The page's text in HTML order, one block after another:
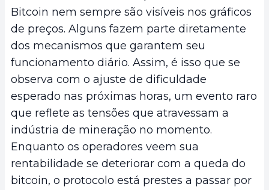
Bitcoin nem sempre são visíveis nos gráficos
de preços. Alguns fazem parte diretamente
dos mecanismos que garantem seu
funcionamento diário. Assim, é isso que se
observa com o ajuste de dificuldade
esperado nas próximas horas, um evento raro
que reflete as tensões que atravessam a
indústria de mineração no momento.
Enquanto os operadores veem sua
rentabilidade se deteriorar com a queda do
bitcoin, o protocolo está prestes a passar por